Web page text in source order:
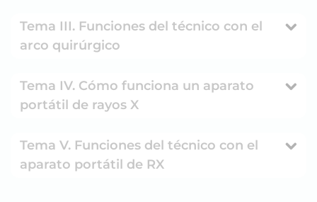
Tema III. Funciones del técnico con el
arco quirúrgico
Tema IV. Cómo funciona un aparato
portátil de rayos X
Tema V. Funciones del técnico con el
aparato portátil de RX